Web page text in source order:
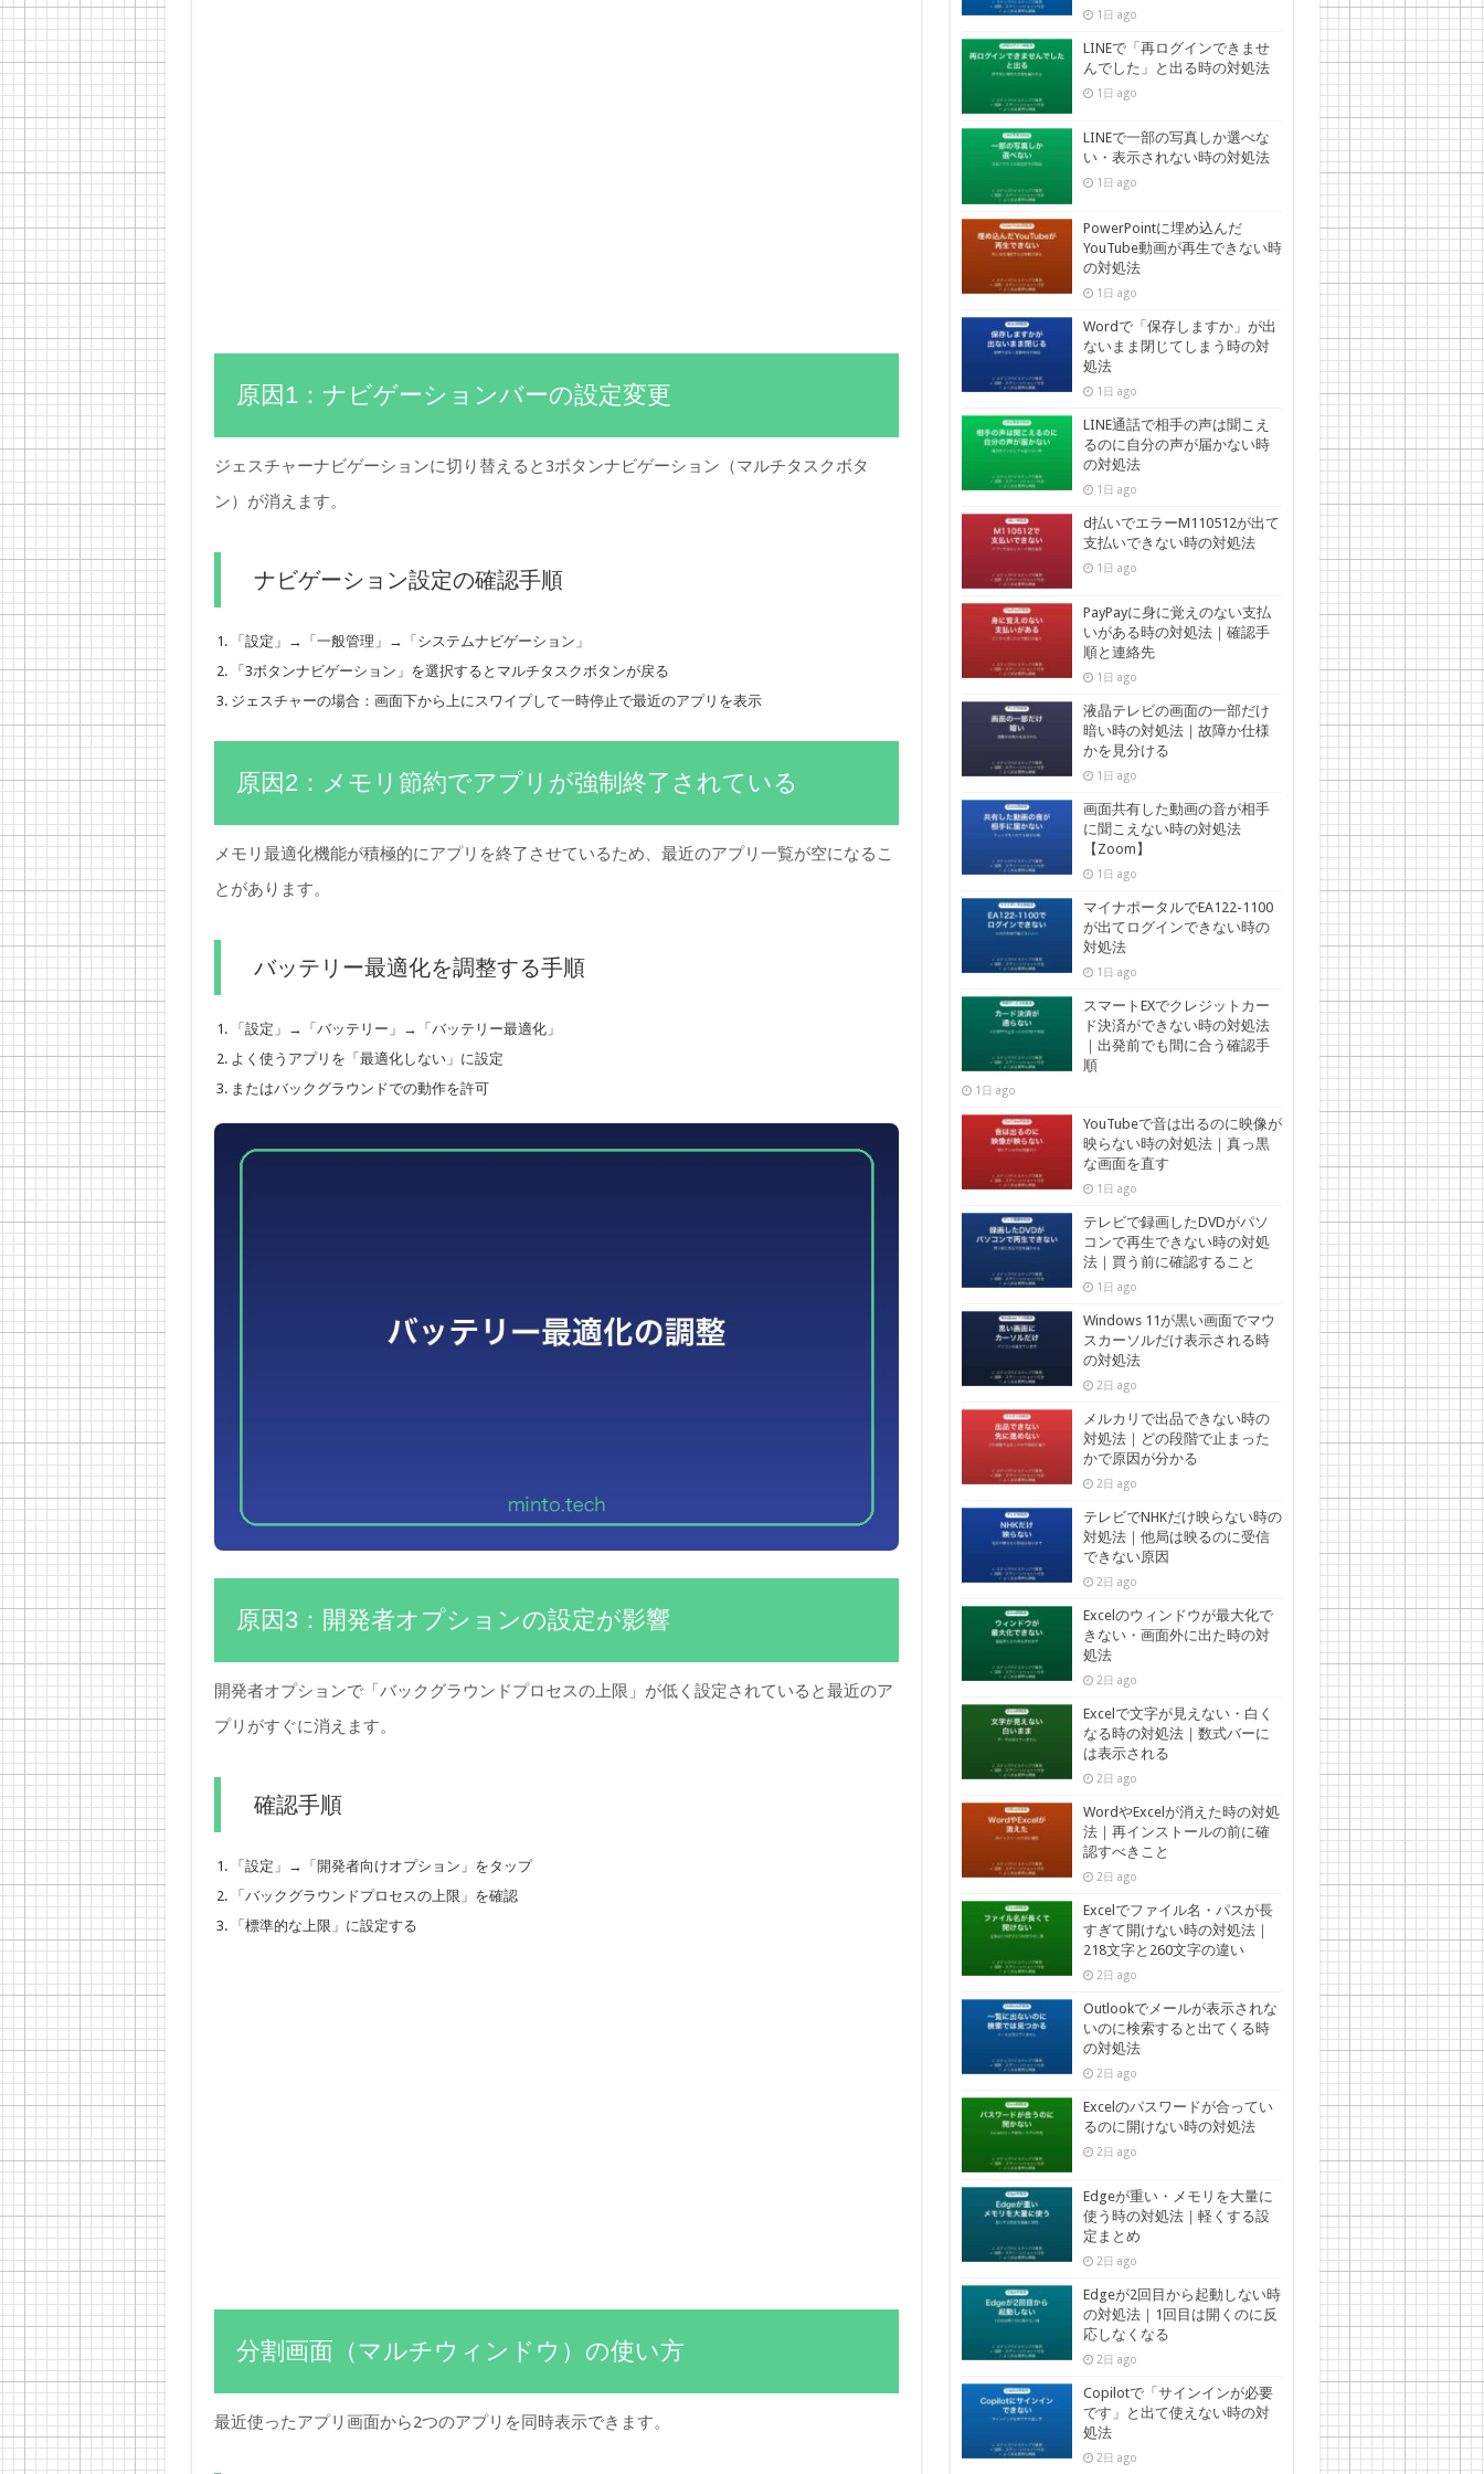
原因1：ナビゲーションバーの設定変更
ジェスチャーナビゲーションに切り替えると3ボタンナビゲーション（マルチタスクボタ
ン）が消えます。
ナビゲーション設定の確認手順
「設定」→「一般管理」→「システムナビゲーション」
「3ボタンナビゲーション」を選択するとマルチタスクボタンが戻る
ジェスチャーの場合：画面下から上にスワイプして一時停止で最近のアプリを表示
原因2：メモリ節約でアプリが強制終了されている
メモリ最適化機能が積極的にアプリを終了させているため、最近のアプリ一覧が空になるこ
とがあります。
バッテリー最適化を調整する手順
「設定」→「バッテリー」→「バッテリー最適化」
よく使うアプリを「最適化しない」に設定
またはバックグラウンドでの動作を許可
原因3：開発者オプションの設定が影響
開発者オプションで「バックグラウンドプロセスの上限」が低く設定されていると最近のア
プリがすぐに消えます。
確認手順
「設定」→「開発者向けオプション」をタップ
「バックグラウンドプロセスの上限」を確認
「標準的な上限」に設定する
分割画面（マルチウィンドウ）の使い方
最近使ったアプリ画面から2つのアプリを同時表示できます。
1日 ago
LINEで「再ログインできませ
んでした」と出る時の対処法
1日 ago
LINEで一部の写真しか選べな
い・表示されない時の対処法
1日 ago
PowerPointに埋め込んだ
YouTube動画が再生できない時
の対処法
1日 ago
Wordで「保存しますか」が出
ないまま閉じてしまう時の対
処法
1日 ago
LINE通話で相手の声は聞こえ
るのに自分の声が届かない時
の対処法
1日 ago
d払いでエラーM110512が出て
支払いできない時の対処法
1日 ago
PayPayに身に覚えのない支払
いがある時の対処法｜確認手
順と連絡先
1日 ago
液晶テレビの画面の一部だけ
暗い時の対処法｜故障か仕様
かを見分ける
1日 ago
画面共有した動画の音が相手
に聞こえない時の対処法
【Zoom】
1日 ago
マイナポータルでEA122-1100
が出てログインできない時の
対処法
1日 ago
スマートEXでクレジットカー
ド決済ができない時の対処法
｜出発前でも間に合う確認手
順
1日 ago
YouTubeで音は出るのに映像が
映らない時の対処法｜真っ黒
な画面を直す
1日 ago
テレビで録画したDVDがパソ
コンで再生できない時の対処
法｜買う前に確認すること
1日 ago
Windows 11が黒い画面でマウ
スカーソルだけ表示される時
の対処法
2日 ago
メルカリで出品できない時の
対処法｜どの段階で止まった
かで原因が分かる
2日 ago
テレビでNHKだけ映らない時の
対処法｜他局は映るのに受信
できない原因
2日 ago
Excelのウィンドウが最大化で
きない・画面外に出た時の対
処法
2日 ago
Excelで文字が見えない・白く
なる時の対処法｜数式バーに
は表示される
2日 ago
WordやExcelが消えた時の対処
法｜再インストールの前に確
認すべきこと
2日 ago
Excelでファイル名・パスが長
すぎて開けない時の対処法｜
218文字と260文字の違い
2日 ago
Outlookでメールが表示されな
いのに検索すると出てくる時
の対処法
2日 ago
Excelのパスワードが合ってい
るのに開けない時の対処法
2日 ago
Edgeが重い・メモリを大量に
使う時の対処法｜軽くする設
定まとめ
2日 ago
Edgeが2回目から起動しない時
の対処法｜1回目は開くのに反
応しなくなる
2日 ago
Copilotで「サインインが必要
です」と出て使えない時の対
処法
2日 ago